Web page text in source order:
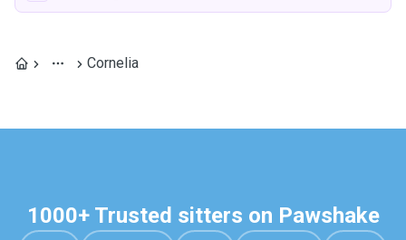
Cornelia
1000+ Trusted sitters on Pawshake